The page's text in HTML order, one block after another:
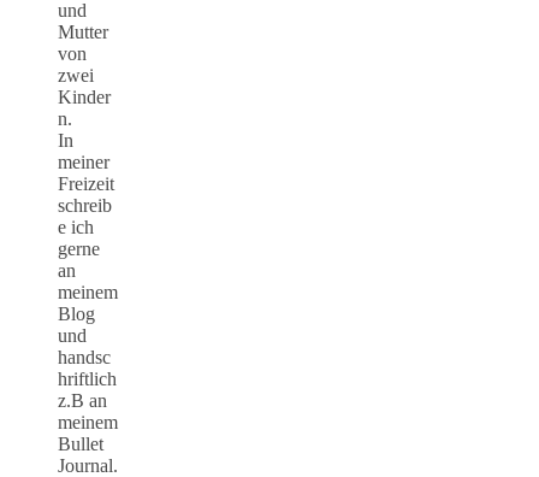
und
Mutter
von
zwei
Kinder
n.
In
meiner
Freizeit
schreib
e ich
gerne
an
meinem
Blog
und
handsc
hriftlich
z.B an
meinem
Bullet
Journal.